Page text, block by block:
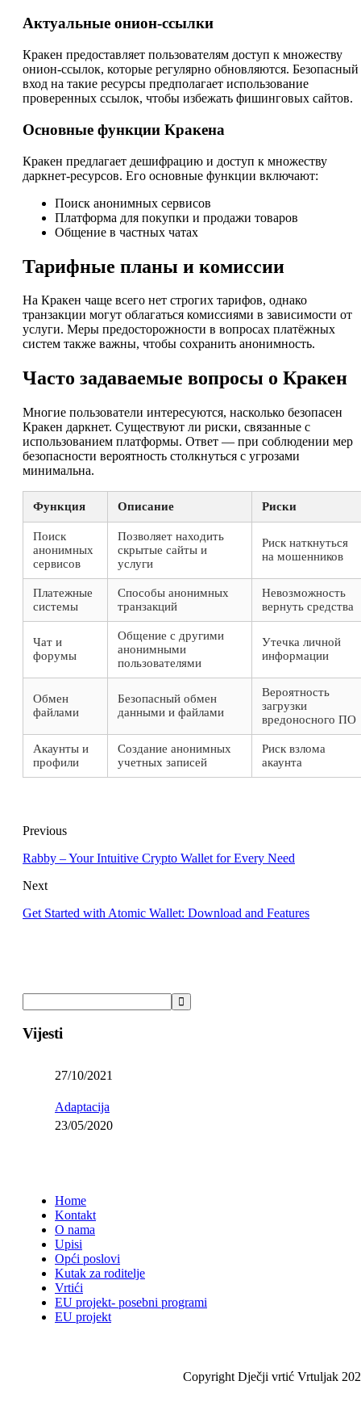
Актуальные онион-ссылки
Кракен предоставляет пользователям доступ к множеству
онион-ссылок, которые регулярно обновляются. Безопасный
вход на такие ресурсы предполагает использование
проверенных ссылок, чтобы избежать фишинговых сайтов.
Основные функции Кракена
Кракен предлагает дешифрацию и доступ к множеству
даркнет-ресурсов. Его основные функции включают:
Поиск анонимных сервисов
Платформа для покупки и продажи товаров
Общение в частных чатах
Тарифные планы и комиссии
На Кракен чаще всего нет строгих тарифов, однако
транзакции могут облагаться комиссиями в зависимости от
услуги. Меры предосторожности в вопросах платёжных
систем также важны, чтобы сохранить анонимность.
Часто задаваемые вопросы о Кракен
Многие пользователи интересуются, насколько безопасен
Кракен даркнет. Существуют ли риски, связанные с
использованием платформы. Ответ — при соблюдении мер
безопасности вероятность столкнуться с угрозами
минимальна.
Функция Описание Риски
Поиск
анонимных
сервисов
Позволяет находить
скрытые сайты и
услуги
Риск наткнуться
на мошенников
Платежные
системы
Способы анонимных
транзакций
Невозможность
вернуть средства
Чат и
форумы
Общение с другими
анонимными
пользователями
Утечка личной
информации
Обмен
файлами
Безопасный обмен
данными и файлами
Вероятность
загрузки
вредоносного ПО
Акаунты и
профили
Создание анонимных
учетных записей
Риск взлома
акаунта
Previous
Rabby – Your Intuitive Crypto Wallet for Every Need
Next
Get Started with Atomic Wallet: Download and Features
Vijesti
27/10/2021
Adaptacija
23/05/2020
Home
Kontakt
O nama
Upisi
Opći poslovi
Kutak za roditelje
Vrtići
EU projekt- posebni programi
EU projekt
Copyright Dječji vrtić Vrtuljak